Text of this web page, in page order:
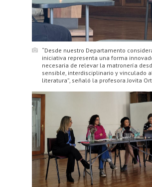
“Desde nuestro Departamento
iniciativa representa una forma
necesaria de relevar la matronería
sensible, interdisciplinario y vinculado
literatura”, señaló la profesora Jovita